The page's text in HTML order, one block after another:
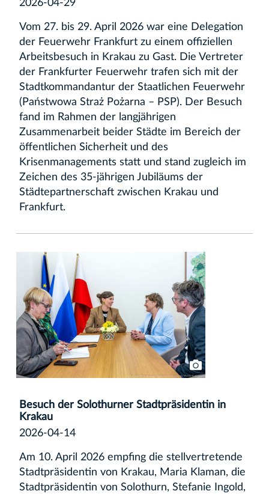
2026-04-29
Vom 27. bis 29. April 2026 war eine Delegation
der Feuerwehr Frankfurt zu einem offiziellen
Arbeitsbesuch in Krakau zu Gast. Die Vertreter
der Frankfurter Feuerwehr trafen sich mit der
Stadtkommandantur der Staatlichen Feuerwehr
(Państwowa Straż Pożarna – PSP). Der Besuch
fand im Rahmen der langjährigen
Zusammenarbeit beider Städte im Bereich der
öffentlichen Sicherheit und des
Krisenmanagements statt und stand zugleich im
Zeichen des 35-jährigen Jubiläums der
Städtepartnerschaft zwischen Krakau und
Frankfurt.
Besuch der Solothurner Stadtpräsidentin in
Krakau
2026-04-14
Am 10. April 2026 empfing die stellvertretende
Stadtpräsidentin von Krakau, Maria Klaman, die
Stadtpräsidentin von Solothurn, Stefanie Ingold,